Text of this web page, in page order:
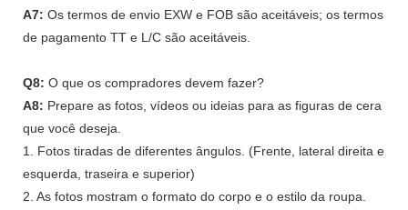
A7: Os termos de envio EXW e FOB são aceitáveis; os termos
de pagamento TT e L/C são aceitáveis.
Q8: O que os compradores devem fazer?
A8: Prepare as fotos, vídeos ou ideias para as figuras de cera
que você deseja.
1. Fotos tiradas de diferentes ângulos. (Frente, lateral direita e
esquerda, traseira e superior)
2. As fotos mostram o formato do corpo e o estilo da roupa.